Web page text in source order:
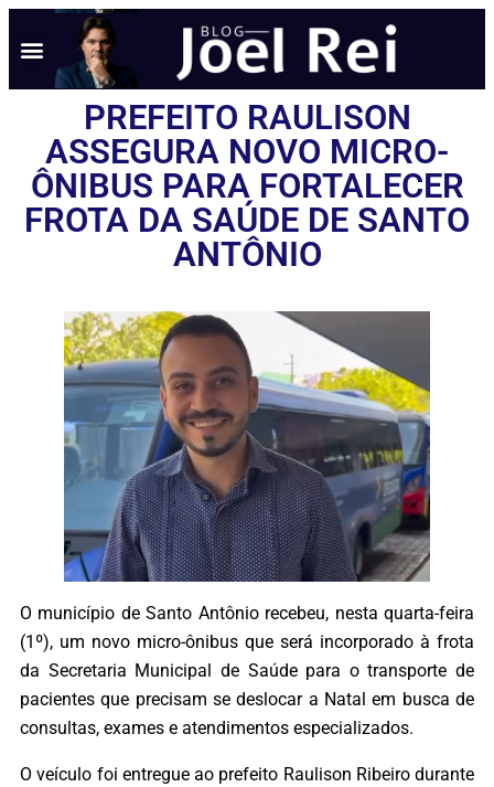
PREFEITO RAULISON
ASSEGURA NOVO MICRO-
ÔNIBUS PARA FORTALECER
FROTA DA SAÚDE DE SANTO
ANTÔNIO
O município de Santo Antônio recebeu, nesta quarta-feira
(1º), um novo micro-ônibus que será incorporado à frota
da Secretaria Municipal de Saúde para o transporte de
pacientes que precisam se deslocar a Natal em busca de
consultas, exames e atendimentos especializados.
O veículo foi entregue ao prefeito Raulison Ribeiro durante